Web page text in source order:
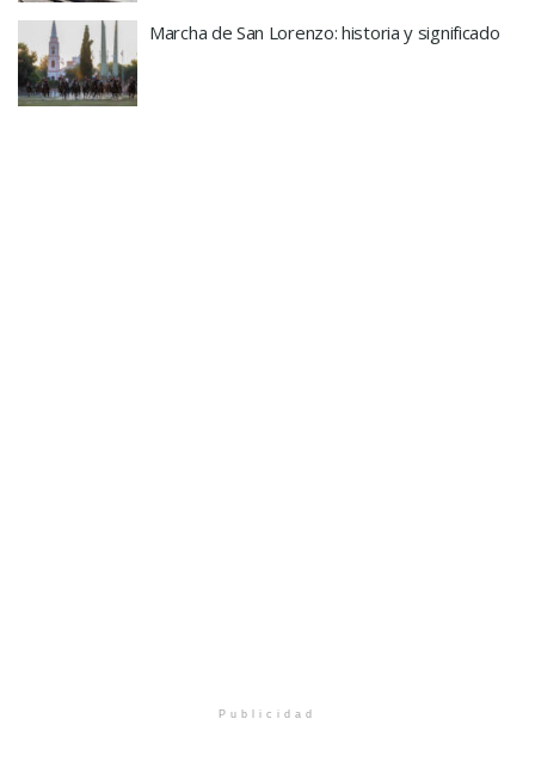
Marcha de San Lorenzo: historia y significado
Publicidad